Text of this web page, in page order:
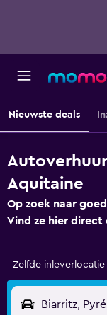
Nieuwste deals
Aquitaine
Op zoek naar
Vind ze hier
Zelfde inleverlocatie
Biarritz,